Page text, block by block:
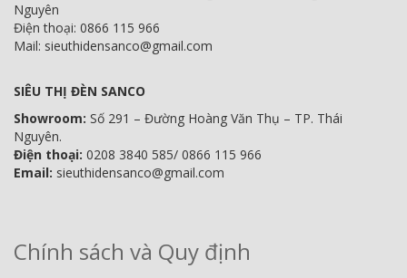
Nguyên
Điện thoại: 0866 115 966
Mail: sieuthidensanco@gmail.com
SIÊU THỊ ĐÈN SANCO
Showroom: Số 291 – Đường Hoàng Văn Thụ – TP. Thái
Nguyên.
Điện thoại: 0208 3840 585/ 0866 115 966
Email: sieuthidensanco@gmail.com
Chính sách và Quy định